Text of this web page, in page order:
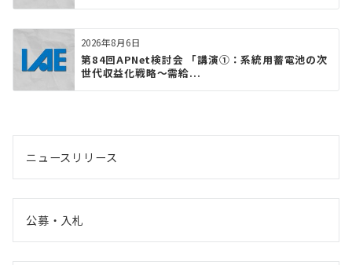
2026年8月6日
第84回APNet検討会 「講演①：系統用蓄電池の次
世代収益化戦略〜需給...
ニュースリリース
公募・入札